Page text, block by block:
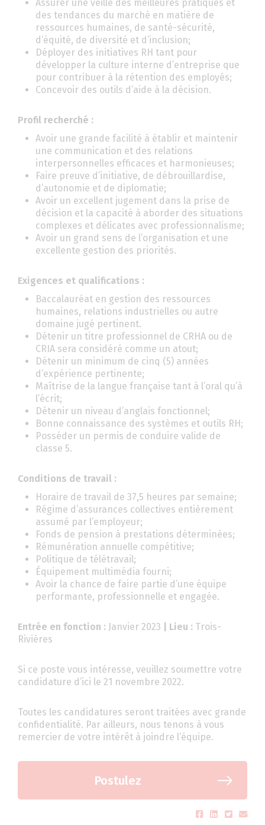
Assurer une veille des meilleures pratiques et
des tendances du marché en matière de
ressources humaines, de santé-sécurité,
d’équité, de diversité et d’inclusion;
Déployer des initiatives RH tant pour
développer la culture interne d’entreprise que
pour contribuer à la rétention des employés;
Concevoir des outils d’aide à la décision.
Profil recherché :
Avoir une grande facilité à établir et maintenir
une communication et des relations
interpersonnelles efficaces et harmonieuses;
Faire preuve d’initiative, de débrouillardise,
d’autonomie et de diplomatie;
Avoir un excellent jugement dans la prise de
décision et la capacité à aborder des situations
complexes et délicates avec professionnalisme;
Avoir un grand sens de l’organisation et une
excellente gestion des priorités.
Exigences et qualifications :
Baccalauréat en gestion des ressources
humaines, relations industrielles ou autre
domaine jugé pertinent.
Détenir un titre professionnel de CRHA ou de
CRIA sera considéré comme un atout;
Détenir un minimum de cinq (5) années
d’expérience pertinente;
Maîtrise de la langue française tant à l’oral qu’à
l’écrit;
Détenir un niveau d’anglais fonctionnel;
Bonne connaissance des systèmes et outils RH;
Posséder un permis de conduire valide de
classe 5.
Conditions de travail :
Horaire de travail de 37,5 heures par semaine;
Régime d’assurances collectives entièrement
assumé par l’employeur;
Fonds de pension à prestations déterminées;
Rémunération annuelle compétitive;
Politique de télétravail;
Équipement multimédia fourni;
Avoir la chance de faire partie d’une équipe
performante, professionnelle et engagée.
Entrée en fonction : Janvier 2023 | Lieu : Trois-
Rivières
Si ce poste vous intéresse, veuillez soumettre votre
candidature d’ici le 21 novembre 2022.
Toutes les candidatures seront traitées avec grande
confidentialité. Par ailleurs, nous tenons à vous
remercier de votre intérêt à joindre l’équipe.
Postulez